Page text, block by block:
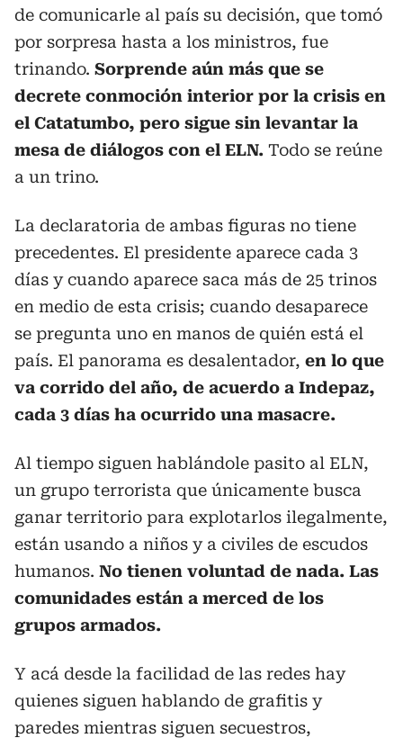
de comunicarle al país su decisión, que tomó
por sorpresa hasta a los ministros, fue
trinando. Sorprende aún más que se
decrete conmoción interior por la crisis en
el Catatumbo, pero sigue sin levantar la
mesa de diálogos con el ELN. Todo se reúne
a un trino.
La declaratoria de ambas figuras no tiene
precedentes. El presidente aparece cada 3
días y cuando aparece saca más de 25 trinos
en medio de esta crisis; cuando desaparece
se pregunta uno en manos de quién está el
país. El panorama es desalentador, en lo que
va corrido del año, de acuerdo a Indepaz,
cada 3 días ha ocurrido una masacre.
Al tiempo siguen hablándole pasito al ELN,
un grupo terrorista que únicamente busca
ganar territorio para explotarlos ilegalmente,
están usando a niños y a civiles de escudos
humanos. No tienen voluntad de nada. Las
comunidades están a merced de los
grupos armados.
Y acá desde la facilidad de las redes hay
quienes siguen hablando de grafitis y
paredes mientras siguen secuestros,